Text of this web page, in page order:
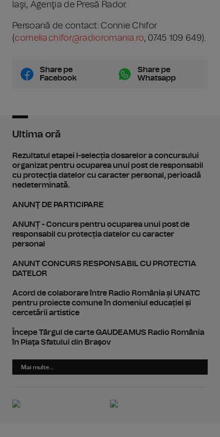
Iaşi, Agenţia de Presă Rador.
Persoană de contact: Connie Chifor
(cornelia.chifor@radioromania.ro, 0745 109 649).
Share pe
Facebook
Share pe
Whatsapp
Ultima oră
Rezultatul etapei I-selecția dosarelor a concursului
organizat pentru ocuparea unui post de responsabil
cu protecția datelor cu caracter personal, perioadă
nedeterminată.
ANUNŢ DE PARTICIPARE
ANUNȚ - Concurs pentru ocuparea unui post de
responsabil cu protecția datelor cu caracter
personal
ANUNT CONCURS RESPONSABIL CU PROTECTIA
DATELOR
Acord de colaborare între Radio România și UNATC
pentru proiecte comune în domeniul educației și
cercetării artistice
Începe Târgul de carte GAUDEAMUS Radio România
în Piaţa Sfatului din Braşov
Mai multe...